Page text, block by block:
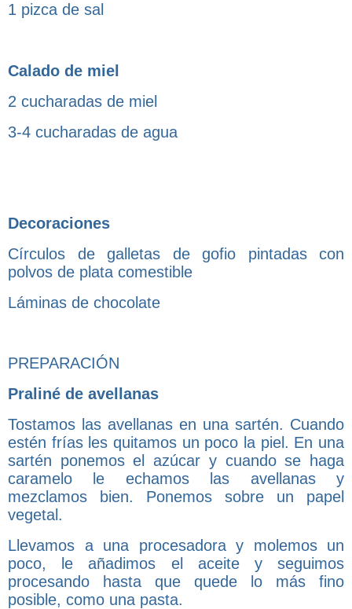
1 pizca de sal
Calado de miel
2 cucharadas de miel
3-4 cucharadas de agua
Decoraciones
Círculos de galletas de gofio pintadas con
polvos de plata comestible
Láminas de chocolate
PREPARACIÓN
Praliné de avellanas
Tostamos las avellanas en una sartén. Cuando
estén frías les quitamos un poco la piel. En una
sartén ponemos el azúcar y cuando se haga
caramelo le echamos las avellanas y
mezclamos bien. Ponemos sobre un papel
vegetal.
Llevamos a una procesadora y molemos un
poco, le añadimos el aceite y seguimos
procesando hasta que quede lo más fino
posible, como una pasta.